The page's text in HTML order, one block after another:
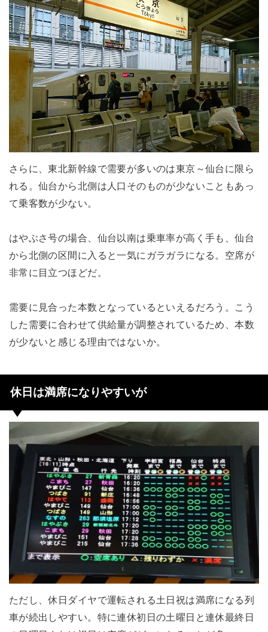
さらに、東北新幹線で需要が多いのは東京～仙台に限ら
れる。仙台から北側は人口そのものが少ないこともあっ
て乗客数が少ない。
はやぶさ号の場合、仙台以南は乗車率が高く手も、仙台
から北側の区間に入ると一気にガラガラになる。空席が
非常に目立つほどだ。
需要に見合った本数となっているといえるだろう。こう
した需要に合わせて供給量が調整されているため、本数
が少ないと感じる理由ではないか。
休日は満席になりやすいが
ただし、休日ダイヤで運転される土日祝は満席になる列
車が続出しやすい。特に連休初日の土曜日と連休最終日